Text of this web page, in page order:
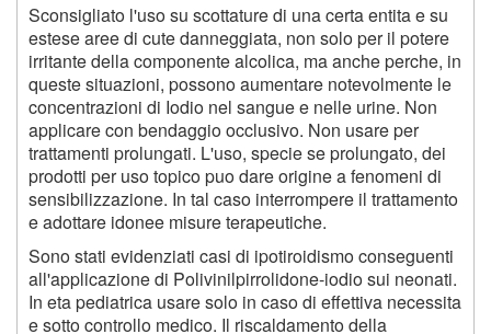
Sconsigliato l'uso su scottature di una certa entita e su
estese aree di cute danneggiata, non solo per il potere
irritante della componente alcolica, ma anche perche, in
queste situazioni, possono aumentare notevolmente le
concentrazioni di Iodio nel sangue e nelle urine. Non
applicare con bendaggio occlusivo. Non usare per
trattamenti prolungati. L'uso, specie se prolungato, dei
prodotti per uso topico puo dare origine a fenomeni di
sensibilizzazione. In tal caso interrompere il trattamento
e adottare idonee misure terapeutiche.
Sono stati evidenziati casi di ipotiroidismo conseguenti
all'applicazione di Polivinilpirrolidone-iodio sui neonati.
In eta pediatrica usare solo in caso di effettiva necessita
e sotto controllo medico. Il riscaldamento della